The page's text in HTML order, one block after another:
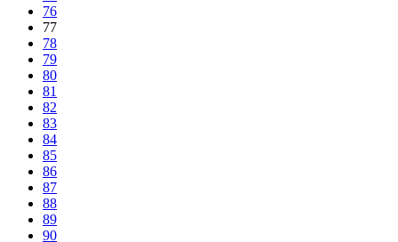
76
77
78
79
80
81
82
83
84
85
86
87
88
89
90